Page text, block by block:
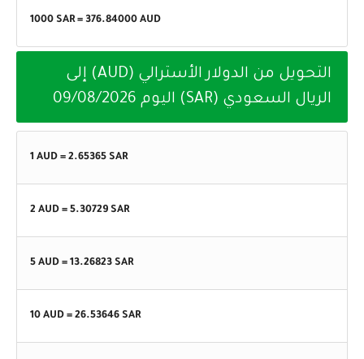
1000 SAR = 376.84000 AUD
التحويل من الدولار الأسترالي (AUD) إلى
الريال السعودي (SAR) اليوم
09/08/2026
1 AUD = 2.65365 SAR
2 AUD = 5.30729 SAR
5 AUD = 13.26823 SAR
10 AUD = 26.53646 SAR